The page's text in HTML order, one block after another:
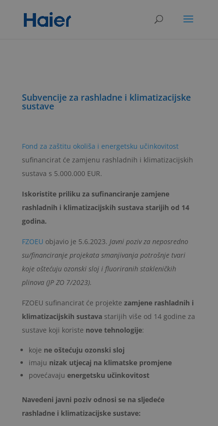
Subvencije za rashladne i klimatizacijske
sustave
Fond za zaštitu okoliša i energetsku učinkovitost
sufinancirat će zamjenu rashladnih i klimatizacijskih
sustava s 5.000.000 EUR.
Iskoristite priliku za sufinanciranje zamjene
rashladnih i klimatizacijskih sustava starijih od 14
godina.
FZOEU objavio je 5.6.2023. Javni poziv za neposredno
su/financiranje projekata smanjivanja potrošnje tvari
koje oštećuju ozonski sloj i fluoriranih stakleničkih
plinova (JP ZO 7/2023).
FZOEU sufinancirat će projekte zamjene rashladnih i
klimatizacijskih sustava starijih više od 14 godine za
sustave koji koriste nove tehnologije:
koje ne oštećuju ozonski sloj
imaju nizak utjecaj na klimatske promjene
povećavaju energetsku učinkovitost
Navedeni javni poziv odnosi se na sljedeće
rashladne i klimatizacijske sustave: